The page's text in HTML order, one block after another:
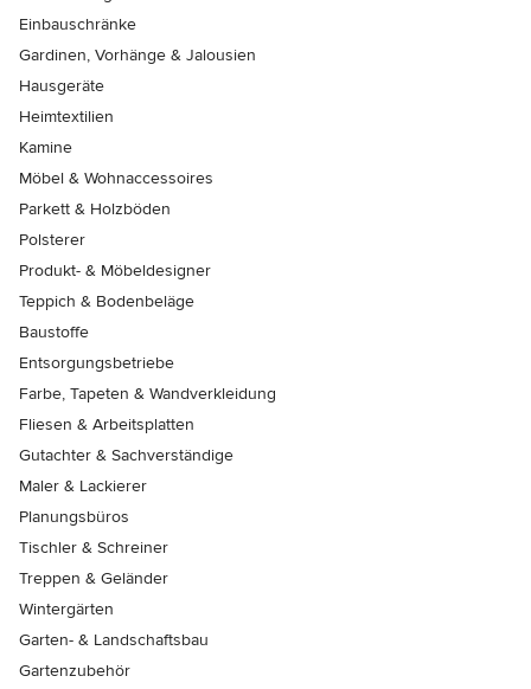
Einbauschränke
Gardinen, Vorhänge & Jalousien
Hausgeräte
Heimtextilien
Kamine
Möbel & Wohnaccessoires
Parkett & Holzböden
Polsterer
Produkt- & Möbeldesigner
Teppich & Bodenbeläge
Baustoffe
Entsorgungsbetriebe
Farbe, Tapeten & Wandverkleidung
Fliesen & Arbeitsplatten
Gutachter & Sachverständige
Maler & Lackierer
Planungsbüros
Tischler & Schreiner
Treppen & Geländer
Wintergärten
Garten- & Landschaftsbau
Gartenzubehör